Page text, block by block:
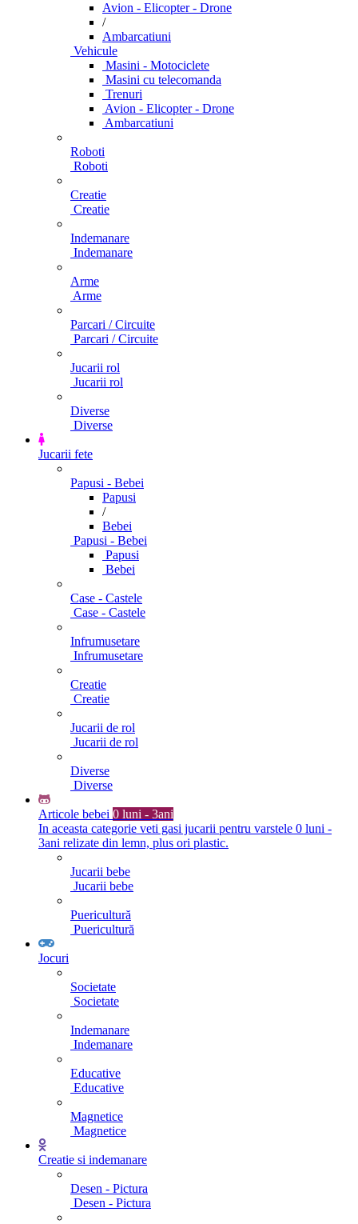
Avion - Elicopter - Drone
/
Ambarcatiuni
Vehicule
Masini - Motociclete
Masini cu telecomanda
Trenuri
Avion - Elicopter - Drone
Ambarcatiuni
Roboti
Roboti
Creatie
Creatie
Indemanare
Indemanare
Arme
Arme
Parcari / Circuite
Parcari / Circuite
Jucarii rol
Jucarii rol
Diverse
Diverse
Jucarii fete
Papusi - Bebei
Papusi
/
Bebei
Papusi - Bebei
Papusi
Bebei
Case - Castele
Case - Castele
Infrumusetare
Infrumusetare
Creatie
Creatie
Jucarii de rol
Jucarii de rol
Diverse
Diverse
Articole bebei 0 luni - 3ani
In aceasta categorie veti gasi jucarii pentru varstele 0 luni -
3ani relizate din lemn, plus ori plastic.
Jucarii bebe
Jucarii bebe
Puericultură
Puericultură
Jocuri
Societate
Societate
Indemanare
Indemanare
Educative
Educative
Magnetice
Magnetice
Creatie si indemanare
Desen - Pictura
Desen - Pictura